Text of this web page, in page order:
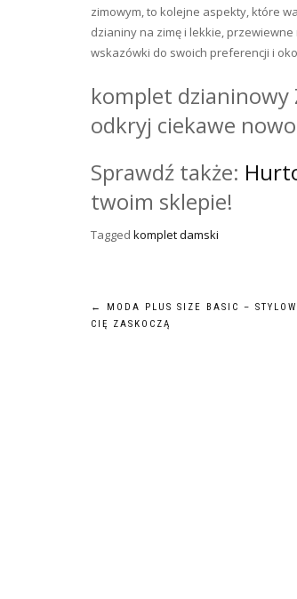
zimowym, to kolejne aspekty, które
dzianiny na zimę i lekkie,
wskazówki do swoich preferencji i
komplet dzianinowy
odkryj ciekawe
Sprawdź także:
twoim sklepie!
Tagged komplet damski
Nawigacja
←
MODA PLUS SIZE BASIC –
CIĘ ZASKOCZĄ